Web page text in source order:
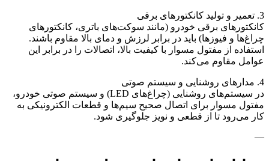
3. تعمیر و تولید کانکتورهای برقی
کانکتورهای برقی خودرو (مانند سوکت‌های باتری، کانکتورهای
چراغ‌ها و فیوزها) باید در برابر لرزش و دمای بالا مقاوم باشند.
استفاده از مفتول مسوار با کیفیت بالا، اتصالات را در برابر این
عوامل مقاوم می‌کند.
4. مدارهای روشنایی و سیستم صوتی
در سیستم‌های روشنایی (چراغ‌های LED) و سیستم صوتی خودرو،
مفتول مسوار برای اتصال صحیح سیم‌ها و قطعات الکترونیکی به
کار می‌رود تا از قطعی و نویز جلوگیری شود.
—